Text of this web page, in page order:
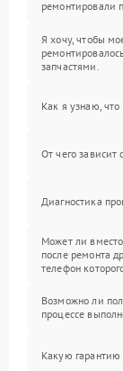
ремонтировали
Я хочу, чтобы
запчастями.
Как я узнаю, что
От чего зависит
Диагностика
Может ли
после ремонта
телефон
Возможно ли
процессе
Какую гарантию